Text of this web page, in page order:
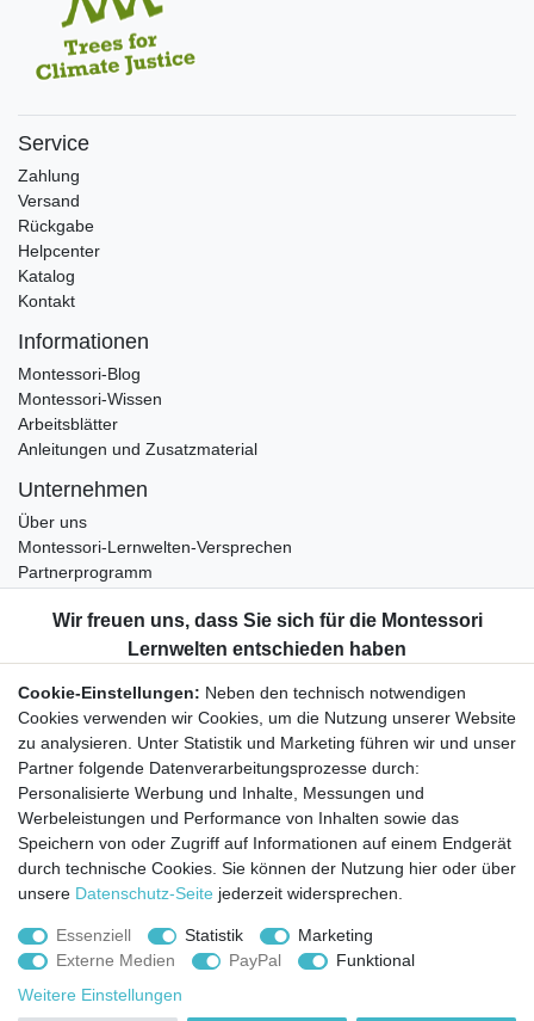
Service
Zahlung
Versand
Rückgabe
Helpcenter
Katalog
Kontakt
Informationen
Montessori-Blog
Montessori-Wissen
Arbeitsblätter
Anleitungen und Zusatzmaterial
Unternehmen
Über uns
Montessori-Lernwelten-Versprechen
Partnerprogramm
Bestellung widerrufen
Datenschutzerklärung
AGB
Impressum
Aktuelles rund um Montessori-Materialien und
Montessori-Pädagogik.
Kostenfreie wöchentliche Infos
Hiermit bestätige ich, dass ich dieDaten­schutz­erklärunggelesen habe. Sie
Abonnieren
Cookie-Einstellungen: Neben den technisch notwendigen
Cookies verwenden wir Cookies, um die Nutzung unserer Website
zu analysieren. Unter Statistik und Marketing führen wir und unser
Partner folgende Datenverarbeitungsprozesse durch:
Personalisierte Werbung und Inhalte, Messungen und
Werbeleistungen und Performance von Inhalten sowie das
Speichern von oder Zugriff auf Informationen auf einem Endgerät
durch technische Cookies. Sie können der Nutzung hier oder über
unsere Datenschutz-Seite jederzeit widersprechen.
Essenziell Statistik
Marketing
Externe Medien
PayPal
Funktional
Weitere Einstellungen